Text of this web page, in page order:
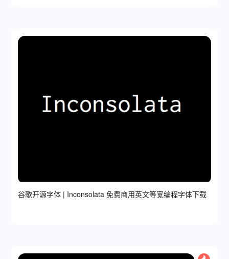
谷歌开源字体 | Inconsolata 免费商用英文等宽编程字体下载